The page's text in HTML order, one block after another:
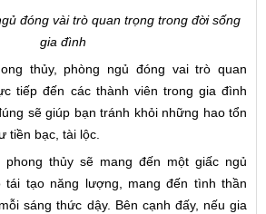
đóng vài trò quan trọng trong đời sống
gia đình
thủy, phòng ngủ đóng vai trò quan
tiếp đến các thành viên trong gia đình
sẽ giúp bạn tránh khỏi những hao tổn
tiền bạc, tài lộc.
phong thủy sẽ mang đến một giấc ngủ
tái tạo năng lượng, mang đến tình thần
sáng thức dậy. Bên cạnh đấy, nếu gia